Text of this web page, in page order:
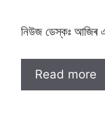
নিউজ ডেস্কঃ আজিৰ
Read more